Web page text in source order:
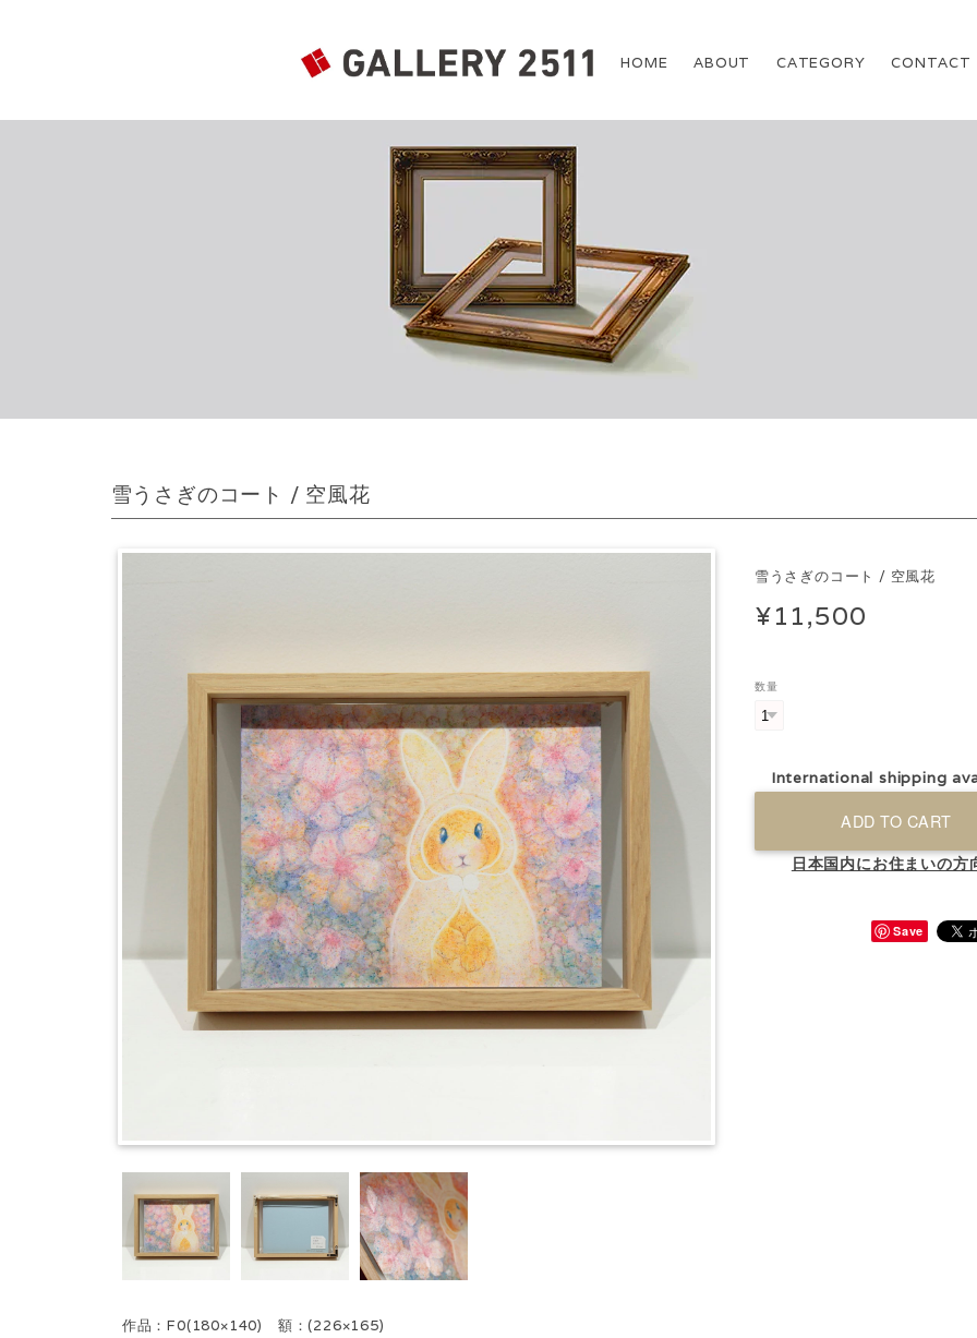
HOME ABOUT CATEGORY CONTACT
雪うさぎのコート / 空風花
雪うさぎのコート / 空風花
¥11,500
数量
International shipping
ADD TO CART
日本国内にお住まいの方
Save
作品：F0(180×140) 額：(226×165)